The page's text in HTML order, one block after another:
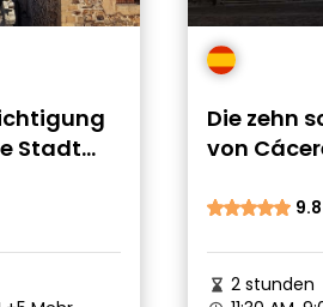
Stadt
Die zehn
von
9.8
2 stunden